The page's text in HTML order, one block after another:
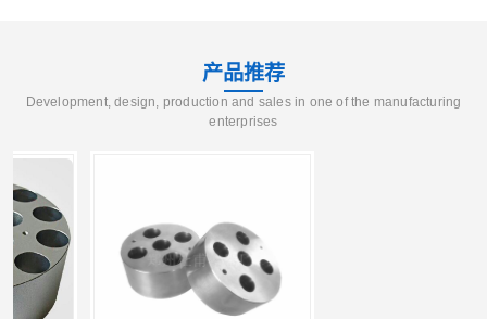
产品推荐
Development, design, production and sales in one of the manufacturing
enterprises